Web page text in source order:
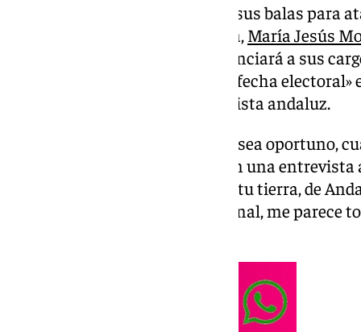
La Junta se quedará sin una de sus balas para
primera y ministra de Hacienda,María Jesús
PSOE-A ha anunciado que renunciará a sus
«cuando nos aproximemos a la fecha
cuerpo y alma» el partido socialista andaluz.
«Lo haré en el momento en que sea oportuno,
fecha electoral», ha explicado en una
ganas porque ser presidenta de tu tierra, de
tantos años de mi vida profesional, me parece